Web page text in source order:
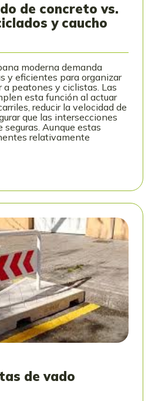
de concreto vs.
y caucho
moderna demanda
y eficientes para organizar
peatones y ciclistas. Las
esta función al actuar
reducir la velocidad de
que las intersecciones
seguras. Aunque estas
relativamente
de vado